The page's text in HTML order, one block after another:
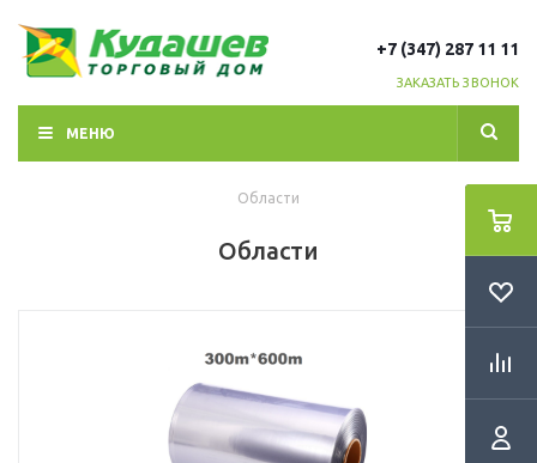
+7 (347) 287 11 11
ЗАКАЗАТЬ ЗВОНОК
МЕНЮ
Области
Области